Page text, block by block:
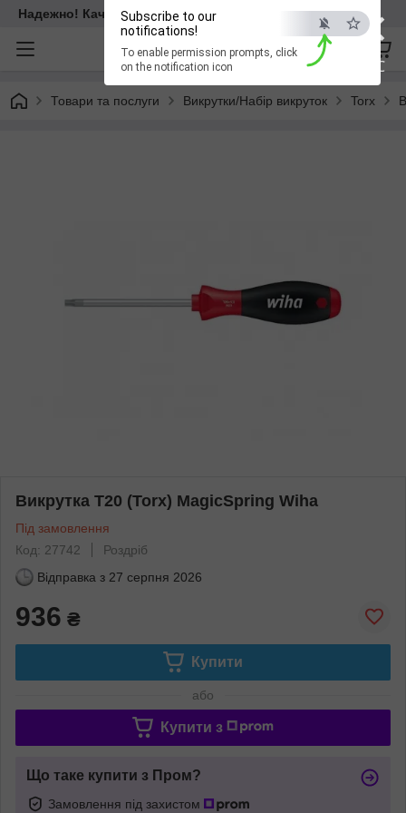
×
ESC
Subscribe to our
notifications!
To enable permission prompts, click
on the notification icon
Надежно! Качественно! Для всех!
Товари та послуги Викрутки/Набір викруток Torx
Викрутка T20 (Torx) MagicSpring Wiha
Під замовлення
Код: 27742
Роздріб
Відправка з 27 серпня 2026
936 ₴
Купити
або
Купити з
Що таке купити з Пром?
Замовлення під захистом